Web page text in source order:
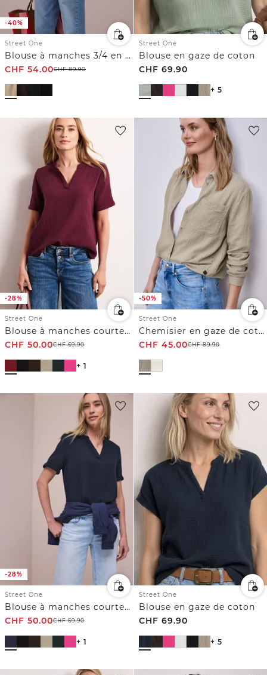
-40%
Street One
Blouse à manches 3/4 en gaze de coton
CHF 54.00CHF89.90
Street One
Blouse en gaze de coton
CHF 69.90
+ 5
-28%
Street One
Blouse à manches courtes en gaze de coton
CHF 50.00CHF69.90
+ 1
-50%
Street One
Chemisier en gaze de coton
CHF 45.00CHF89.90
-28%
Street One
Blouse à manches courtes en gaze de coton
CHF 50.00CHF69.90
+ 1
Street One
Blouse en gaze de coton
CHF 69.90
+ 5